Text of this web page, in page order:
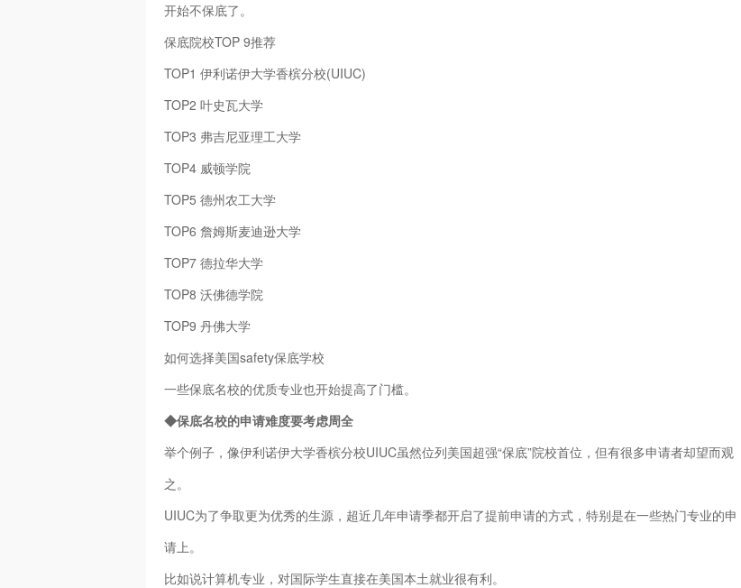
开始不保底了。
保底院校TOP 9推荐
TOP1 伊利诺伊大学香槟分校(UIUC)
TOP2 叶史瓦大学
TOP3 弗吉尼亚理工大学
TOP4 威顿学院
TOP5 德州农工大学
TOP6 詹姆斯麦迪逊大学
TOP7 德拉华大学
TOP8 沃佛德学院
TOP9 丹佛大学
如何选择美国safety保底学校
一些保底名校的优质专业也开始提高了门槛。
◆保底名校的申请难度要考虑周全
举个例子，像伊利诺伊大学香槟分校UIUC虽然位列美国超强“保底”院校首位，但有很多申请者却望而观
之。
UIUC为了争取更为优秀的生源，超近几年申请季都开启了提前申请的方式，特别是在一些热门专业的申
请上。
比如说计算机专业，对国际学生直接在美国本土就业很有利。